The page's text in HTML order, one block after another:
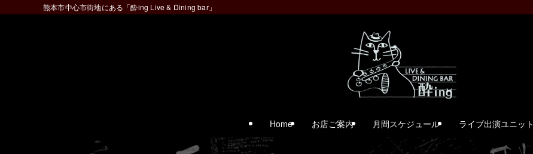
熊本市中心市街地にある「酔ing Live & Dining bar」
Home お店ご案内 月間スケジュール ライブ出演ユニット